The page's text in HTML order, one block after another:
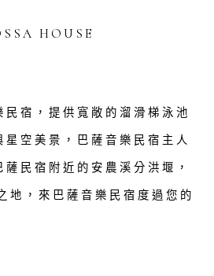
HOUSE
民宿，提供寬敞的溜滑梯泳池
星空美景，巴薩音樂民宿主人
民宿附近的安農溪分洪堰，
地，來巴薩音樂民宿度過您的